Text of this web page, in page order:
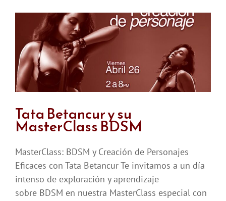
Tata Betancur y su
MasterClass BDSM
MasterClass: BDSM y Creación de Personajes
Eficaces con Tata Betancur Te invitamos a un día
intenso de exploración y aprendizaje
sobre BDSM en nuestra MasterClass especial con